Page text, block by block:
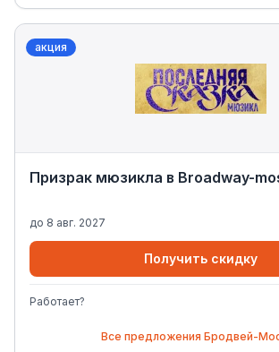
акция
Призрак мюзикла в Broadway-
до 8 авг. 2027
Получить скидку
Работает?
Все предложения Бродвей-